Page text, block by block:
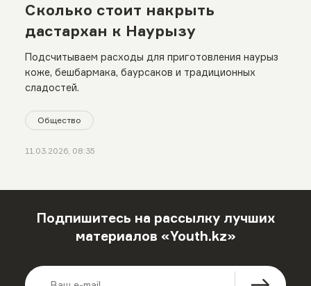
Сколько стоит накрыть
дастархан к Наурызу
Подсчитываем расходы для приготовления наурыз
коже, бешбармака, баурсаков и традиционных
сладостей.
Общество
11.03.2026, 08:35
Подпишитесь на рассылку лучших
материалов «Youth.kz»